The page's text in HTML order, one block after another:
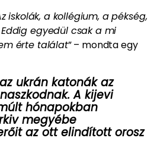
iskolák, a kollégium, a pékség,
egyedül csak a mi
érte találat” – mondta egy
ukrán katonák az
A kijevi
hónapokban
megyébe
az ott elindított orosz